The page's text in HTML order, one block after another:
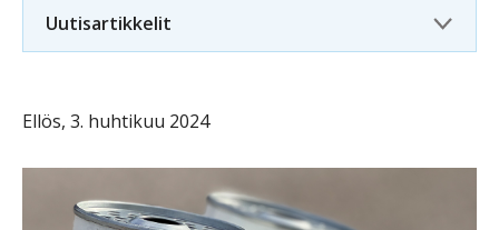
Uutisartikkelit
Ellös, 3. huhtikuu 2024